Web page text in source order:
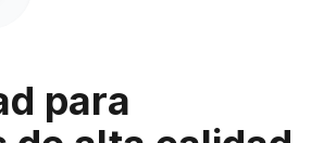
para